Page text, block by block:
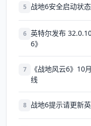
5 战地6安全启动状
6 英特尔发布
6》
7
《战地风云6》10
线
8 战地6提示请更新